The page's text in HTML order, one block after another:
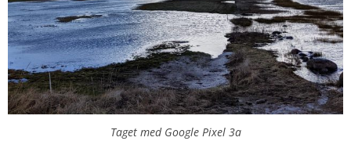
Taget med Google Pixel 3a